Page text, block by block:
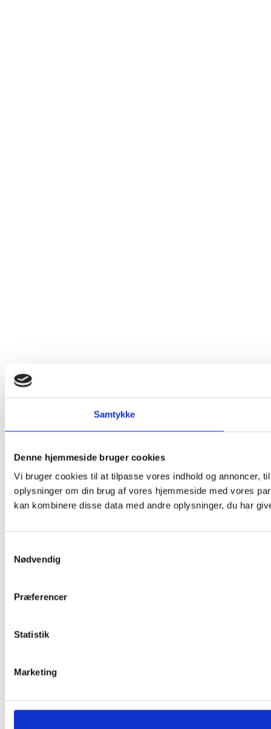
Samtykke
Denne hjemmeside bruger cookies
Vi bruger cookies til at tilpasse vores indhold og annoncer,
oplysninger om din brug af vores hjemmeside med vores
kan kombinere disse data med andre oplysninger, du har
Nødvendig
Præferencer
Statistik
Marketing